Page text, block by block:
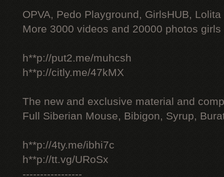
OPVA, Pedo Playground, GirlsHUB, Lolita
More 3000 videos and 20000 photos
h**p://put2.me/muhcsh
h**p://citly.me/47kMX
The new and exclusive material and
Full Siberian Mouse, Bibigon, Syrup,
h**p://4ty.me/ibhi7c
h**p://tt.vg/URoSx
-----------------